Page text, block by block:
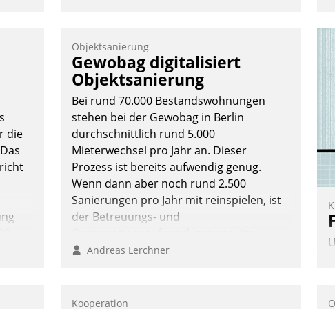
die
Objektsanierung
Gewobag digitalisiert
Objektsanierung
Bei rund 70.000 Bestandswohnungen
stehen bei der Gewobag in Berlin
durchschnittlich rund 5.000
Mieterwechsel pro Jahr an. Dieser
Prozess ist bereits aufwendig genug.
Wenn dann aber noch rund 2.500
Sanierungen pro Jahr mit reinspielen, ist
der Betreuungs- und
Rahmen ihrer Digitalisierungsstrategie
gemeinsam mit der Berliner Datatrain
Andreas Lerchner
Kooperation